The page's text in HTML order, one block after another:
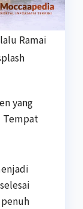
Ramai
yang
Tempat